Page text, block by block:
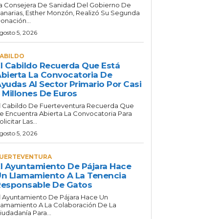
Consejera De Sanidad Del Gobierno De
Esther Monzón, Realizó Su Segunda
5, 2026
Cabildo Recuerda Que Está
La Convocatoria De
Al Sector Primario Por Casi
Millones De Euros
Cabildo De Fuerteventura Recuerda Que
Encuentra Abierta La Convocatoria Para
Las...
5, 2026
Ayuntamiento De Pájara Hace
Llamamiento A La Tenencia
De Gatos
Ayuntamiento De Pájara Hace Un
A La Colaboración De La
Para...